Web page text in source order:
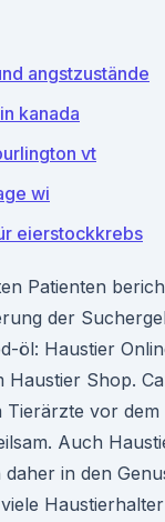
angstzustände
kanada
vt
wi
eierstockkrebs
Patienten
der
öl: Haustier
Haustier Shop.
vor dem
Auch
in den